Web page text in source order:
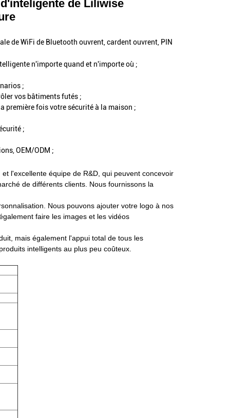
de Liliwise
de WiFi de Bluetooth ouvrent, cardent ouvrent, PIN
n'importe quand et n'importe où ;
;
vos bâtiments futés ;
première fois votre sécurité à la maison ;
;
OEM/ODM ;
l'excellente équipe de R&D, qui peuvent concevoir
de différents clients. Nous fournissons la
Nous pouvons ajouter votre logo à nos
faire les images et les vidéos
mais également l'appui total de tous les
intelligents au plus peu coûteux.